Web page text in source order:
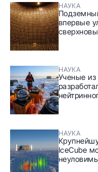
НАУКА
впервые
НАУКА
Ученые
НАУКА
IceCube